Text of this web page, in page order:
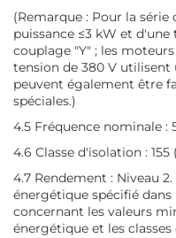
(Remarque : Pour la série
puissance ≤3 kW et
couplage "Y" ; les
tension de 380 V utilisent
peuvent également être
spéciales.)
4.5 Fréquence nominale :
4.6 Classe d'isolation : 155
4.7 Rendement : Niveau
énergétique spécifié dans
concernant les valeurs
énergétique et les